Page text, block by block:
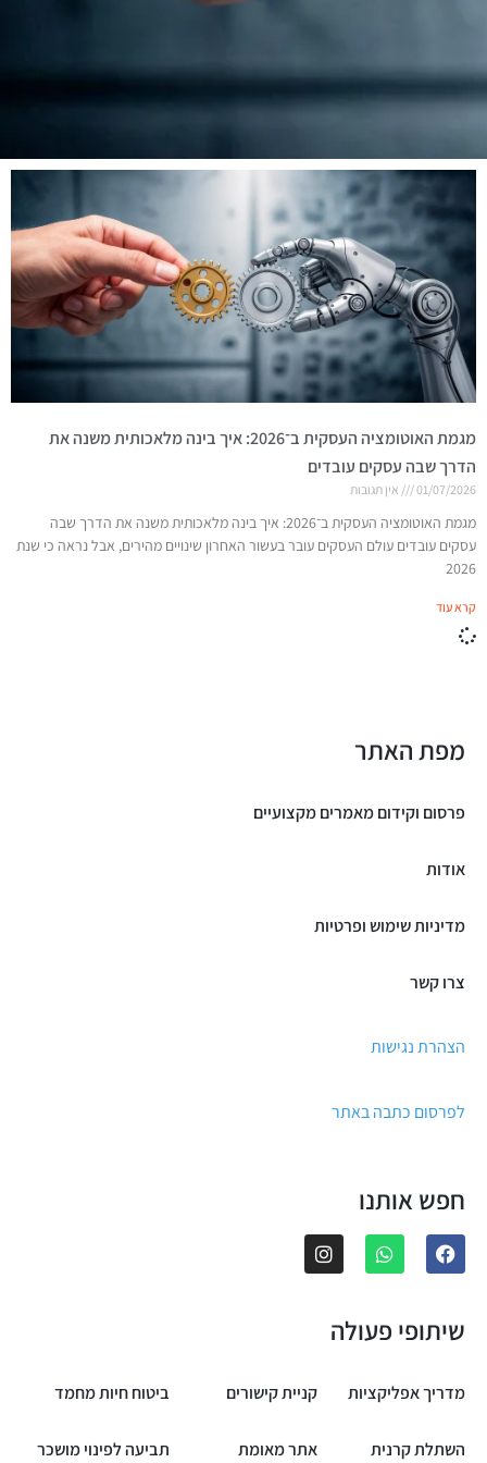
מגמת האוטומציה העסקית ב־2026: איך בינה מלאכותית משנה את
הדרך שבה עסקים עובדים
01/07/2026 אין תגובות
מגמת האוטומציה העסקית ב־2026: איך בינה מלאכותית משנה את הדרך שבה
עסקים עובדים עולם העסקים עובר בעשור האחרון שינויים מהירים, אבל נראה כי שנת
2026
קרא עוד
מפת האתר
פרסום וקידום מאמרים מקצועיים
אודות
מדיניות שימוש ופרטיות
צרו קשר
הצהרת נגישות
לפרסום כתבה באתר
חפש אותנו
שיתופי פעולה
מדריך אפליקציות קניית קישורים ביטוח חיות מחמד
השתלת קרנית אתר מאומת תביעה לפינוי מושכר